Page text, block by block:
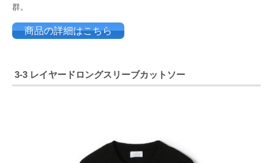
群。
商品の詳細はこちら
3-3 レイヤードロングスリーブカットソー